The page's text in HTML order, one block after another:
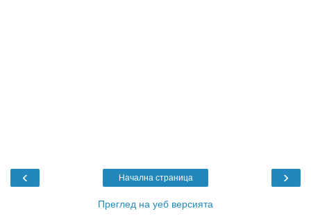
‹ ›
Начална страница
Преглед на уеб версията